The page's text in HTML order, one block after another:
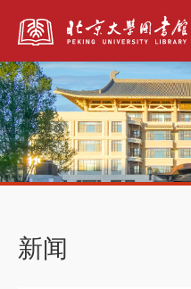
全部资源
新闻